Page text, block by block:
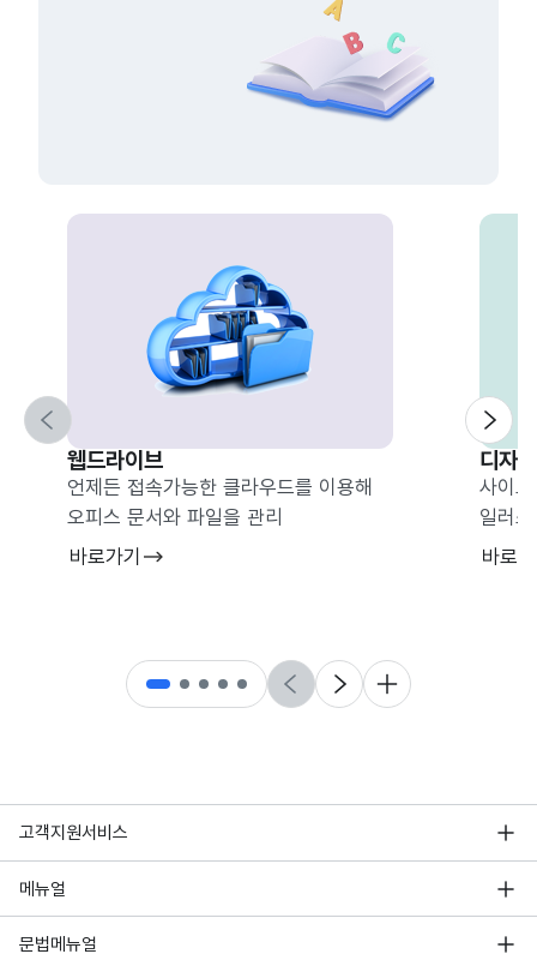
웹드라이브
언제든 접속가능한 클라우드를 이용해
오피스 문서와 파일을 관리
바로가기
디자
사이
일러
바로
이전 다음
이전 다음 더 보기
고객지원서비스
메뉴얼
문법메뉴얼